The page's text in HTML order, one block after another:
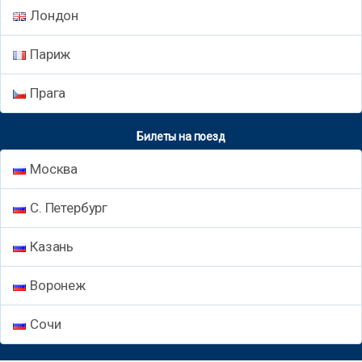
Лондон
Париж
Прага
Билеты на поезд
Москва
С. Петербург
Казань
Воронеж
Сочи